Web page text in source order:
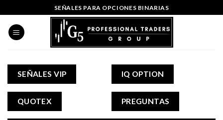
to
content
SEÑALES PARA OPCIONES BINARIAS
SEÑALES VIP IQ OPTION
QUOTEX PREGUNTAS